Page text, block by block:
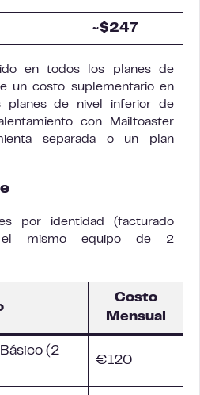
~$247
en todos los planes de
un costo suplementario en
planes de nivel inferior de
con Mailtoaster
separada o un plan
por identidad (facturado
el mismo equipo de 2
Costo
Mensual
(2
€120